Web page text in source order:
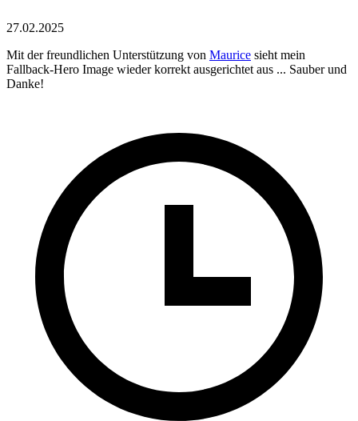
27.02.2025
Mit der freundlichen Unterstützung von Maurice sieht mein
Fallback-Hero Image wieder korrekt ausgerichtet aus ... Sauber und
Danke!